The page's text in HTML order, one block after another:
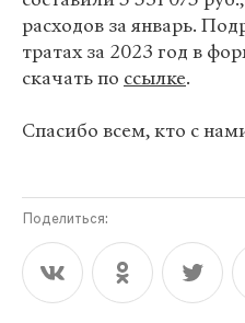
расходов за январь.
тратах за 2023 год в
скачать по ссылке.
Спасибо всем, кто с
Поделиться: